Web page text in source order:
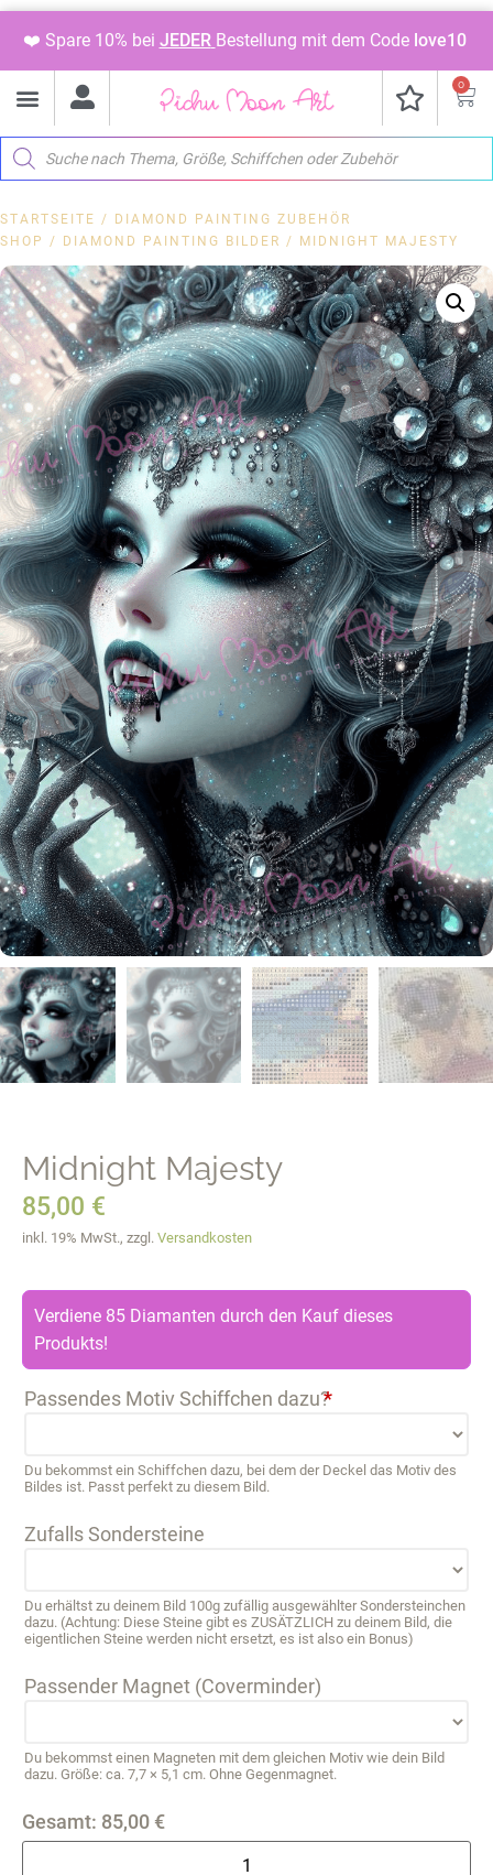
❤️ Spare 10% bei JEDER Bestellung mit dem Code love10
0
STARTSEITE /
DIAMOND PAINTING ZUBEHÖR
SHOP / DIAMOND PAINTING BILDER / MIDNIGHT MAJESTY
Midnight Majesty
85,00 €
inkl. 19% MwSt., zzgl. Versandkosten
Verdiene 85 Diamanten durch den Kauf dieses
Produkts!
Passendes Motiv Schiffchen dazu?*
Du bekommst ein Schiffchen dazu, bei dem der Deckel das Motiv des
Bildes ist. Passt perfekt zu diesem Bild.
Zufalls Sondersteine
Du erhältst zu deinem Bild 100g zufällig ausgewählter Sondersteinchen
dazu. (Achtung: Diese Steine gibt es ZUSÄTZLICH zu deinem Bild, die
eigentlichen Steine werden nicht ersetzt, es ist also ein Bonus)
Passender Magnet (Coverminder)
Du bekommst einen Magneten mit dem gleichen Motiv wie dein Bild
dazu. Größe: ca. 7,7 × 5,1 cm. Ohne Gegenmagnet.
Gesamt: 85,00 €